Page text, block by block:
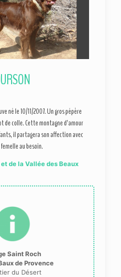
né le 10/11/2007. Un gros pépère
de colle. Cette montagne d’amour
il partagera son affection avec
au besoin.
et de la Vallée des Beaux
Saint Roch
de Provence
du Désert